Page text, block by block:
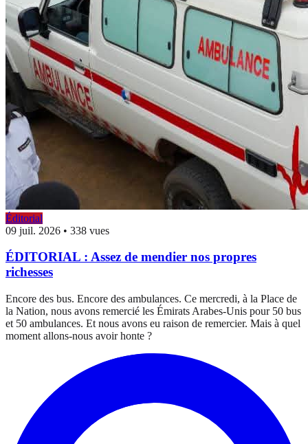
Éditorial
09 juil. 2026 • 338 vues
ÉDITORIAL : Assez de mendier nos propres
richesses
Encore des bus. Encore des ambulances. Ce mercredi, à la Place de
la Nation, nous avons remercié les Émirats Arabes-Unis pour 50 bus
et 50 ambulances. Et nous avons eu raison de remercier. Mais à quel
moment allons-nous avoir honte ?